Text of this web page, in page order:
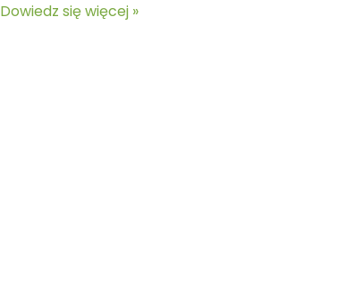
Dowiedz się więcej »